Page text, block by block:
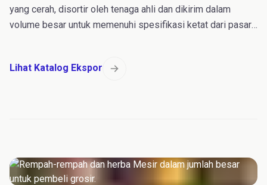
yang cerah, disortir oleh tenaga ahli dan dikirim dalam
volume besar untuk memenuhi spesifikasi ketat dari pasar
Lihat Katalog Ekspor